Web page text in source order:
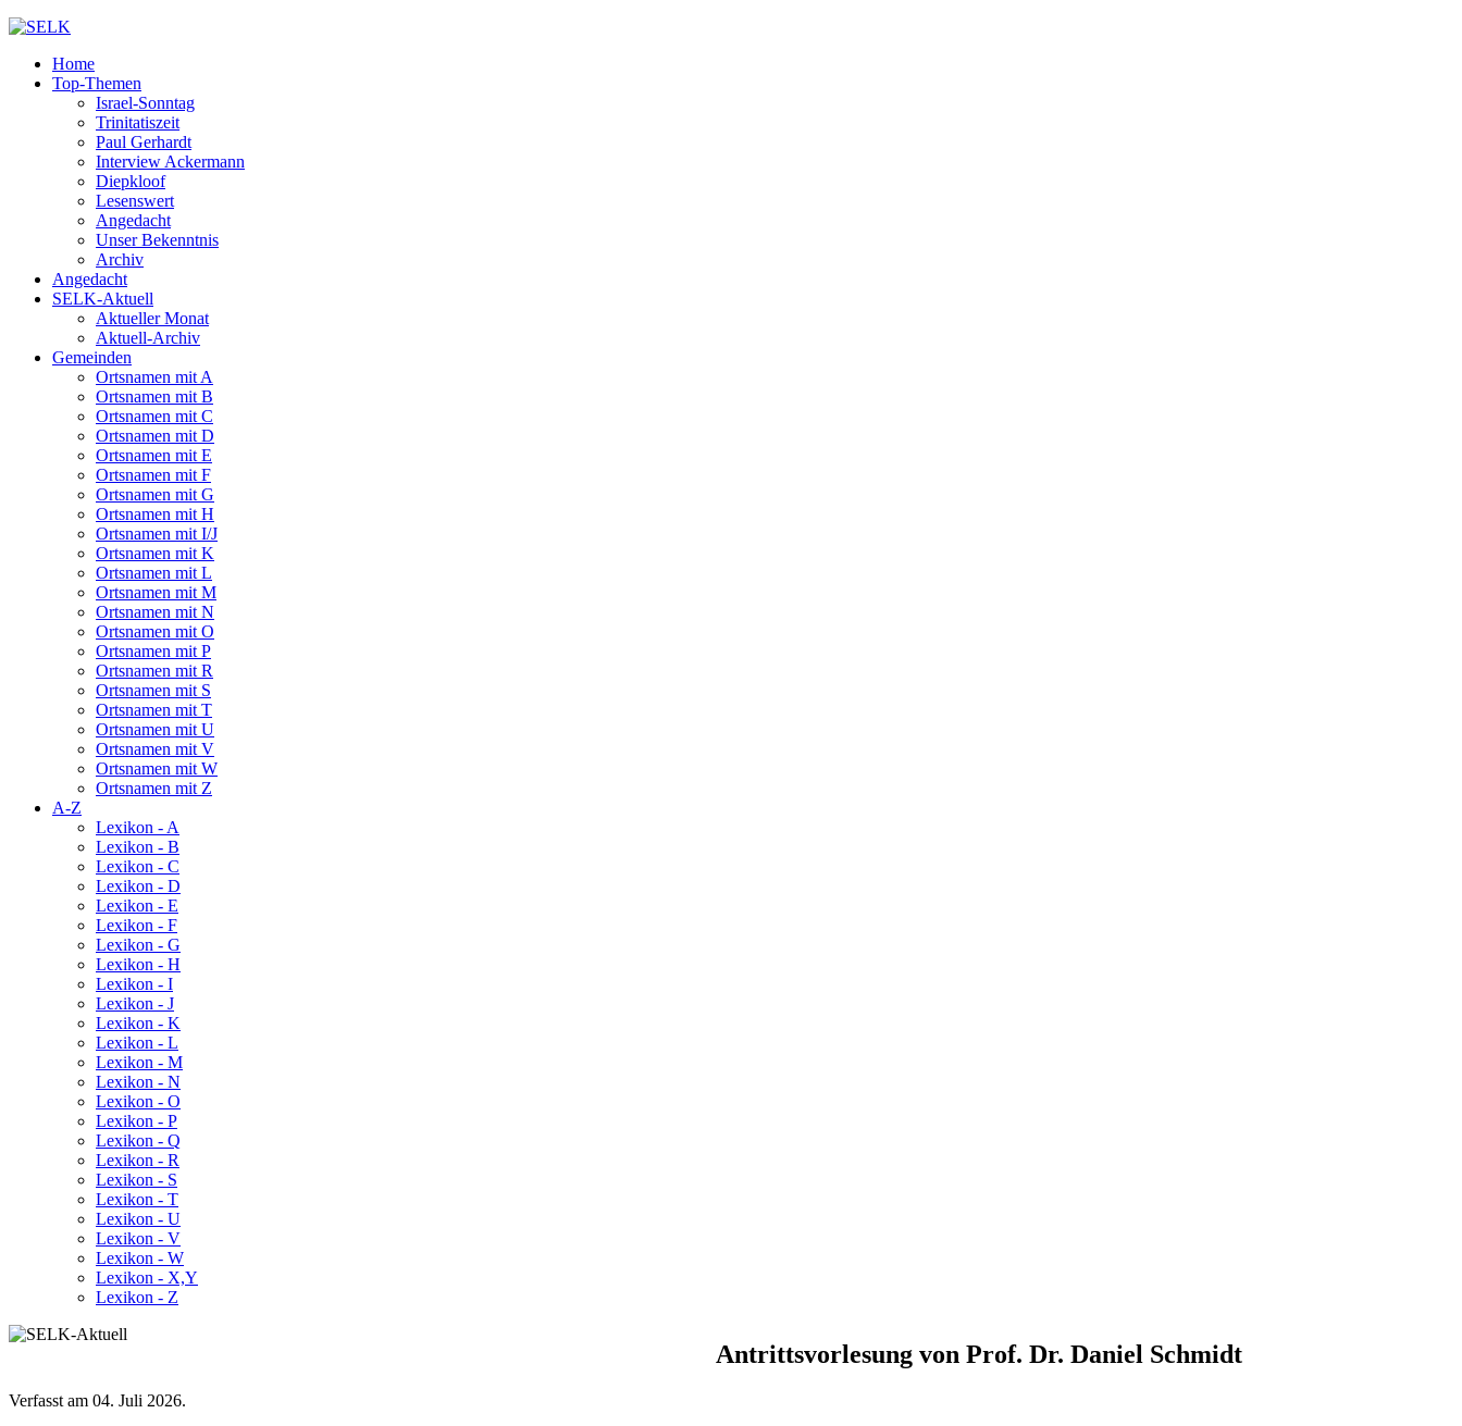
Home
Top-Themen
Israel-Sonntag
Trinitatiszeit
Paul Gerhardt
Interview Ackermann
Diepkloof
Lesenswert
Angedacht
Unser Bekenntnis
Archiv
Angedacht
SELK-Aktuell
Aktueller Monat
Aktuell-Archiv
Gemeinden
Ortsnamen mit A
Ortsnamen mit B
Ortsnamen mit C
Ortsnamen mit D
Ortsnamen mit E
Ortsnamen mit F
Ortsnamen mit G
Ortsnamen mit H
Ortsnamen mit I/J
Ortsnamen mit K
Ortsnamen mit L
Ortsnamen mit M
Ortsnamen mit N
Ortsnamen mit O
Ortsnamen mit P
Ortsnamen mit R
Ortsnamen mit S
Ortsnamen mit T
Ortsnamen mit U
Ortsnamen mit V
Ortsnamen mit W
Ortsnamen mit Z
A-Z
Lexikon - A
Lexikon - B
Lexikon - C
Lexikon - D
Lexikon - E
Lexikon - F
Lexikon - G
Lexikon - H
Lexikon - I
Lexikon - J
Lexikon - K
Lexikon - L
Lexikon - M
Lexikon - N
Lexikon - O
Lexikon - P
Lexikon - Q
Lexikon - R
Lexikon - S
Lexikon - T
Lexikon - U
Lexikon - V
Lexikon - W
Lexikon - X,Y
Lexikon - Z
Antrittsvorlesung von Prof. Dr. Daniel Schmidt
Verfasst am 04. Juli 2026.